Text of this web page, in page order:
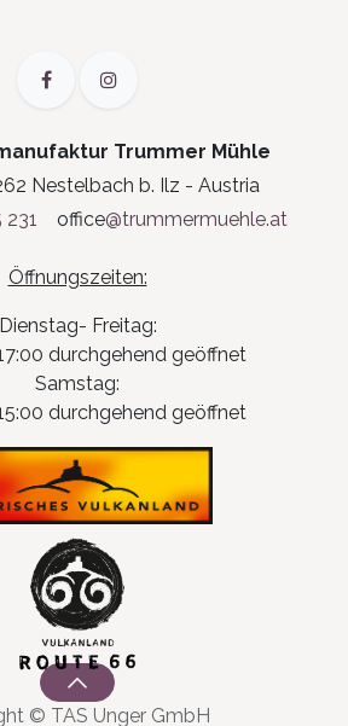
Trummer Mühle
Nestelbach b. Ilz - Austria
231
office@trummermuehle.at
Öffnungszeiten:
Dienstag- Freitag:
durchgehend geöffnet
Samstag:
durchgehend geöffnet
© TAS Unger GmbH